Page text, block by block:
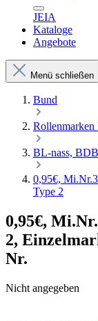
JEIA
Kataloge
Angebote
Menü schließen
Bund
Rollenmarken
BL-nass,
0,95€,
Type 2
0,95€,
2,
Nr.
Nicht angegeben